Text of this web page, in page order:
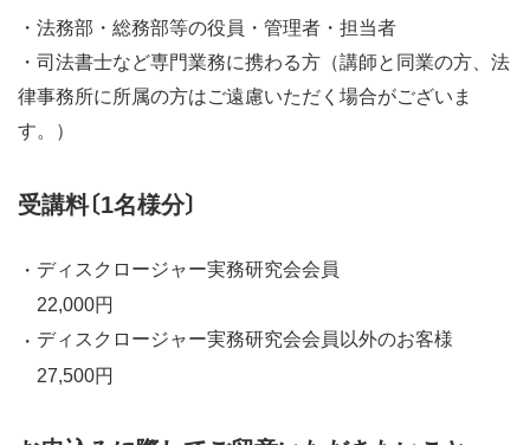
・法務部・総務部等の役員・管理者・担当者
・司法書士など専門業務に携わる方（講師と同業の方、法
律事務所に所属の方はご遠慮いただく場合がございま
す。）
受講料〔1名様分〕
ディスクロージャー実務研究会会員
22,000円
ディスクロージャー実務研究会会員以外のお客様
27,500円